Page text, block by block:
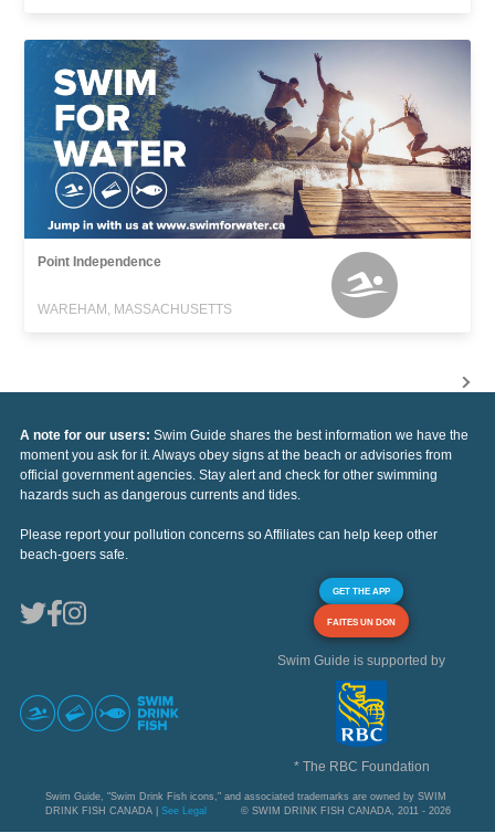
Point Independence
WAREHAM, MASSACHUSETTS
A note for our users: Swim Guide shares the best information we have the
moment you ask for it. Always obey signs at the beach or advisories from
official government agencies. Stay alert and check for other swimming
hazards such as dangerous currents and tides.
Please report your pollution concerns so Affiliates can help keep other
beach-goers safe.
GET THE APP
FAITES UN DON
Swim Guide is supported by
* The RBC Foundation
Swim Guide, "Swim Drink Fish icons," and associated trademarks are owned by SWIM
DRINK FISH CANADA | See Legal © SWIM DRINK FISH CANADA, 2011 - 2026